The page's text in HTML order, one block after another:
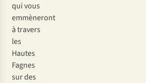
qui vous
emmèneront
à travers
les
Hautes
Fagnes
sur des